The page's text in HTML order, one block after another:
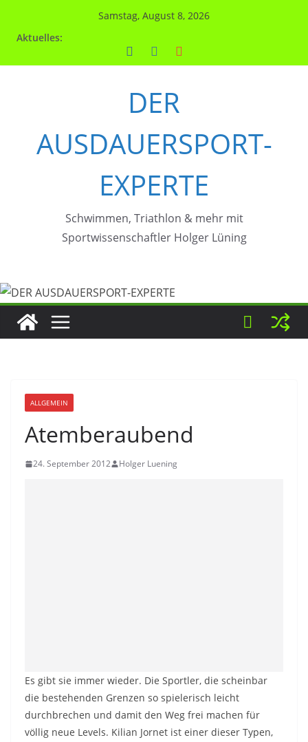
Samstag, August 8, 2026
Aktuelles:
DER
AUSDAUERSPORT-
EXPERTE
Schwimmen, Triathlon & mehr mit
Sportwissenschaftler Holger Lüning
ALLGEMEIN
Atemberaubend
24. September 2012 Holger Luening
Es gibt sie immer wieder. Die Sportler, die scheinbar
die bestehenden Grenzen so spielerisch leicht
durchbrechen und damit den Weg frei machen für
völlig neue Levels. Kilian Jornet ist einer dieser Typen,